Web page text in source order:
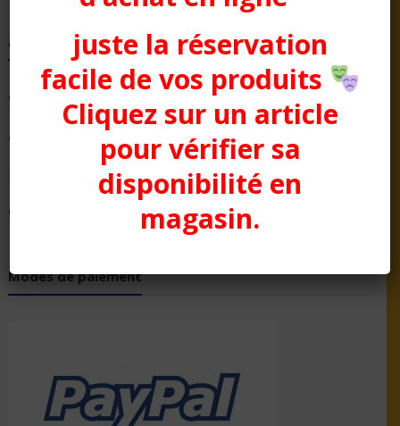
Adresse Boutique
Contact : 01 41 31 02 01
Aussitôt Fêtes
18 rue Georges Sorel
92100 Boulogne-Billancourt
Modes de paiement
juste la réservation
facile de vos produits
Cliquez sur un article
pour vérifier sa
disponibilité en
magasin.